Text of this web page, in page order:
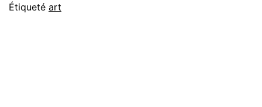
Étiqueté art